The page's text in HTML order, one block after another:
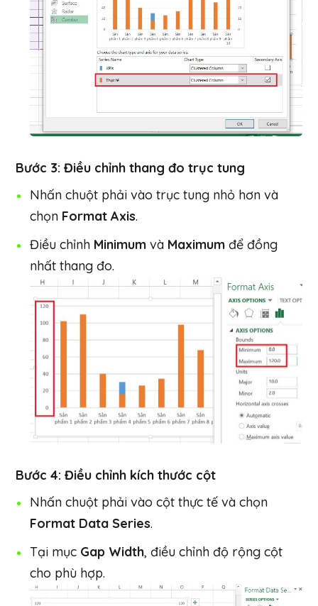
Bước 3: Điều chỉnh thang đo trục tung
Nhấn chuột phải vào trục tung nhỏ hơn và
chọn Format Axis.
Điều chỉnh Minimum và Maximum để đồng
nhất thang đo.
Bước 4: Điều chỉnh kích thước cột
Nhấn chuột phải vào cột thực tế và chọn
Format Data Series.
Tại mục Gap Width, điều chỉnh độ rộng cột
cho phù hợp.